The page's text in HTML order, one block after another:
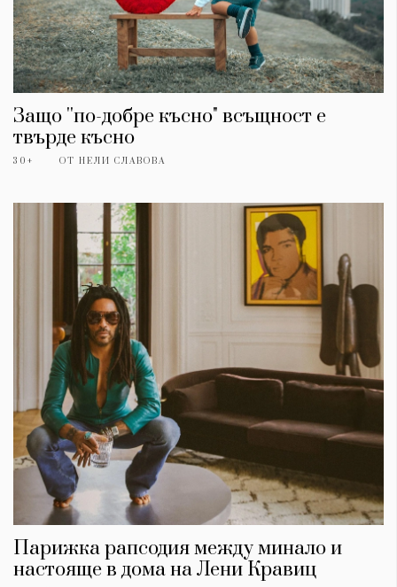
Защо ''по-добре късно" всъщност е
твърде късно
30+ ОТ НЕЛИ СЛАВОВА
Парижка рапсодия между минало и
настояще в дома на Лени Кравиц